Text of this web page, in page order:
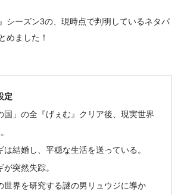
シーズン3の、現時点で判明しているネタバ
めました！
定
」の全『げぇむ』クリア後、 現実世界
。
は結婚し、平穏な生活を送っている。
が突然失踪。
世界を研究する謎の男リュウジに導か